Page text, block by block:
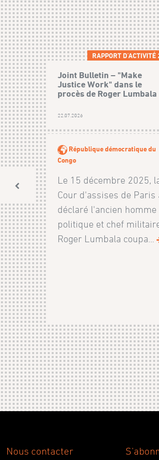
RAPPORT D'ACTIVITÉ
Joint Bulletin – "Make
Justice Work" dans le
procès de Roger Lumbala
22.07.2026
République démocratique du
Congo
Le 15 décembre 2025,
Cour d'assises de Paris
déclaré l'ancien homme
politique et chef
Roger Lumbala coupa...
Nous contacter